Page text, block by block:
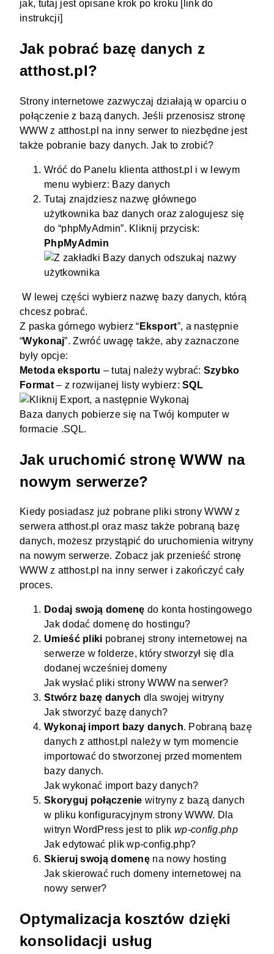
jak, tutaj jest opisane krok po kroku [link do
instrukcji]
Jak pobrać bazę danych z
atthost.pl?
Strony internetowe zazwyczaj działają w oparciu o
połączenie z bazą danych. Jeśli przenosisz stronę
WWW z atthost.pl na inny serwer to niezbędne jest
także pobranie bazy danych. Jak to zrobić?
Wróć do Panelu klienta atthost.pl i w lewym
menu wybierz: Bazy danych
Tutaj znajdziesz nazwę głównego
użytkownika baz danych oraz zalogujesz się
do “phpMyAdmin”. Kliknij przycisk:
PhpMyAdmin
W lewej części wybierz nazwę bazy danych, którą
chcesz pobrać.
Z paska górnego wybierz “ Eksport”, a następnie
“Wykonaj”. Zwróć uwagę także, aby zaznaczone
były opcje:
Metoda eksportu – tutaj należy wybrać: Szybko
Format– z rozwijanej listy wybierz:SQL
Baza danych pobierze się na Twój komputer w
formacie .SQL.
Jak uruchomić stronę WWW na
nowym serwerze?
Kiedy posiadasz już pobrane pliki strony WWW z
serwera atthost.pl oraz masz także pobraną bazę
danych, możesz przystąpić do uruchomienia witryny
na nowym serwerze. Zobacz jak przenieść stronę
WWW z atthost.pl na inny serwer i zakończyć cały
proces.
Dodaj swoją domenę do konta hostingowego
Jak dodać domenę do hostingu?
Umieść pliki pobranej strony internetowej na
serwerze w folderze, który stworzył się dla
dodanej wcześniej domeny
Jak wysłać pliki strony WWW na serwer?
Stwórz bazę danych dla swojej witryny
Jak stworzyć bazę danych?
Wykonaj import bazy danych. Pobraną bazę
danych z atthost.pl należy w tym momencie
importować do stworzonej przed momentem
bazy danych.
Jak wykonać import bazy danych?
Skoryguj połączenie witryny z bazą danych
w pliku konfiguracyjnym strony WWW. Dla
witryn WordPress jest to plikwp-config.php
Jak edytować plik wp-config.php?
Skieruj swoją domenę na nowy hosting
Jak skierować ruch domeny internetowej na
nowy serwer?
Optymalizacja kosztów dzięki
konsolidacji usług